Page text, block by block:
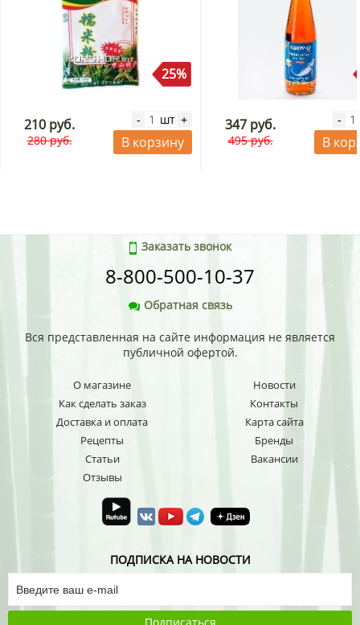
25%
210 руб.
280 руб.
- шт +
В корзину
347 руб.
495 руб.
-
В
Заказать звонок
8-800-500-10-37
Обратная связь
Вся представленная на сайте информация не является
публичной офертой.
О магазине
Как сделать заказ
Доставка и оплата
Рецепты
Статьи
Отзывы
Новости
Контакты
Карта сайта
Бренды
Вакансии
ПОДПИСКА НА НОВОСТИ